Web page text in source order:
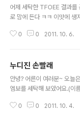
어제 세탁한 TFOEE 결과를
로 맘에 든다 ㅋㅋ 이맛에 생
고 ㅋ 생지는 역시 막입는 맛
0 0 2011. 10. 6.
누디진 손빨래
안녕? 어른이 여러분~ 오늘
엠보를 세탁해 보았어요.(이
근데 한번 세탁기에 빨고 오
0 0 2011. 10. 4.